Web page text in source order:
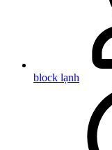
block lạnh